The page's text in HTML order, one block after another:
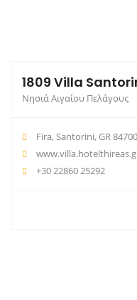
1809 Villa
Νησιά Αιγαίου Πελάγους
Fira, Santorini, GR
+30 22860 25292